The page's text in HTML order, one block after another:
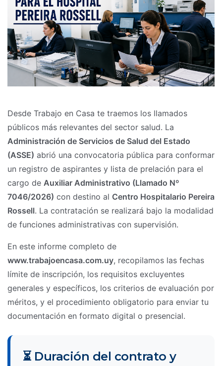
Desde Trabajo en Casa te traemos los llamados
públicos más relevantes del sector salud. La
Administración de Servicios de Salud del Estado
(ASSE) abrió una convocatoria pública para conformar
un registro de aspirantes y lista de prelación para el
cargo de Auxiliar Administrativo (Llamado Nº
7046/2026) con destino al Centro Hospitalario Pereira
Rossell. La contratación se realizará bajo la modalidad
de funciones administrativas con supervisión.
En este informe completo de
www.trabajoencasa.com.uy, recopilamos las fechas
límite de inscripción, los requisitos excluyentes
generales y específicos, los criterios de evaluación por
méritos, y el procedimiento obligatorio para enviar tu
documentación en formato digital o presencial.
⏳ Duración del contrato y